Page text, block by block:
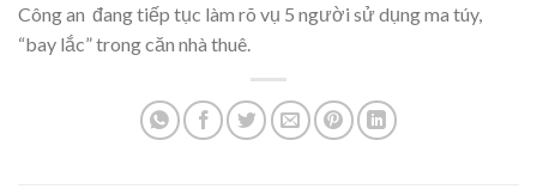
Công an đang tiếp tục làm rõ vụ 5 người sử dụng ma túy,
“bay lắc” trong căn nhà thuê.